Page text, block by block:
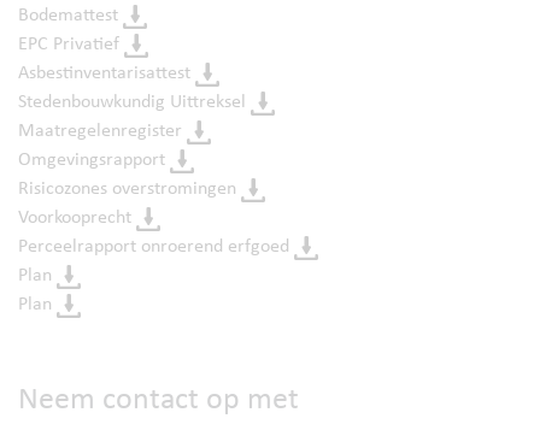
Bodemattest
EPC Privatief
Asbestinventarisattest
Stedenbouwkundig Uittreksel
Maatregelenregister
Omgevingsrapport
Risicozones overstromingen
Voorkooprecht
Perceelrapport onroerend erfgoed
Plan
Plan
Neem contact op met